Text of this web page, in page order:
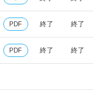
PDF 終了 終了
PDF 終了 終了